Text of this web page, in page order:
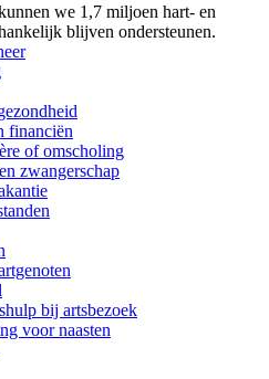
we 1,7 miljoen hart- en
blijven ondersteunen.
financiën
of omscholing
zwangerschap
bij artsbezoek
voor naasten